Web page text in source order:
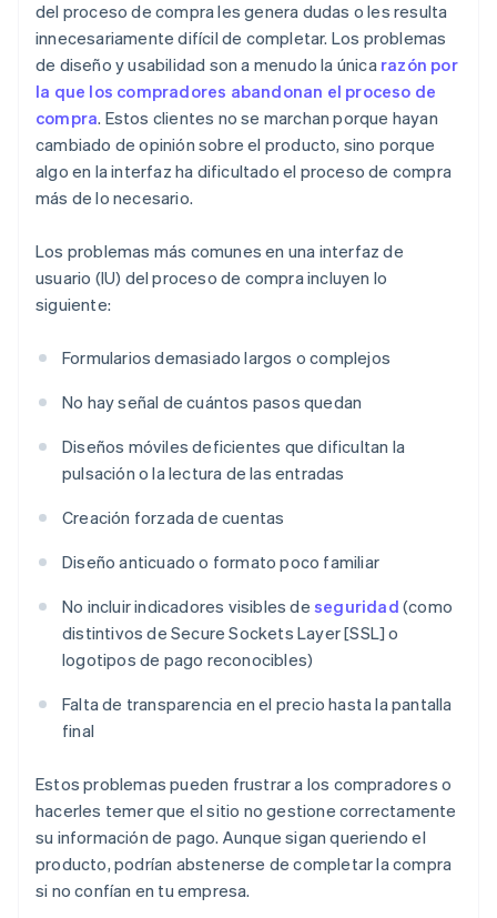
del proceso de compra les genera dudas o les resulta
innecesariamente difícil de completar. Los problemas
de diseño y usabilidad son a menudo la única razón por
la que los compradores abandonan el proceso de
compra. Estos clientes no se marchan porque hayan
cambiado de opinión sobre el producto, sino porque
algo en la interfaz ha dificultado el proceso de compra
más de lo necesario.
Los problemas más comunes en una interfaz de
usuario (IU) del proceso de compra incluyen lo
siguiente:
Formularios demasiado largos o complejos
No hay señal de cuántos pasos quedan
Diseños móviles deficientes que dificultan la
pulsación o la lectura de las entradas
Creación forzada de cuentas
Diseño anticuado o formato poco familiar
No incluir indicadores visibles de seguridad (como
distintivos de Secure Sockets Layer [SSL] o
logotipos de pago reconocibles)
Falta de transparencia en el precio hasta la pantalla
final
Estos problemas pueden frustrar a los compradores o
hacerles temer que el sitio no gestione correctamente
su información de pago. Aunque sigan queriendo el
producto, podrían abstenerse de completar la compra
si no confían en tu empresa.